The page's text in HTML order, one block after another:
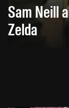
Sam Neill
Zelda